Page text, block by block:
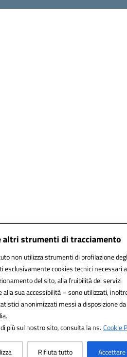
altri strumenti di tracciamento
non utilizza strumenti di profilazione
esclusivamente cookies tecnici necessari
del sito, alla fruibilità dei servizi
alla sua accessibilità – sono utilizzati,
anonimizzati messi a disposizione da
più sul nostro sito, consulta la ns.Cookie
Rifiuta tutto